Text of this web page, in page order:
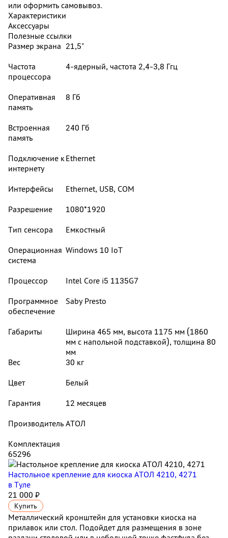
или оформить самовывоз.
Характеристики
Аксессуары
Полезные ссылки
Размер экрана 21,5"
Частота
процессора
4-ядерный, частота 2,4-3,8 Ггц
Оперативная
память
8 Гб
Встроенная
память
240 Гб
Подключение к
интернету
Ethernet
Интерфейсы
Ethernet, USB, COM
Разрешение
1080*1920
Тип сенсора
Емкостный
Операционная
система
Windows 10 IoT
Процессор
Intel Core i5 1135G7
Программное
обеспечение
Saby Presto
Габариты
Ширина 465 мм, высота 1175 мм (1860
мм с напольной подставкой), толщина 80
мм
Вес
30 кг
Цвет
Белый
Гарантия
12 месяцев
Производитель АТОЛ
Комплектация
65296
Настольное крепление для киоска АТОЛ 4210, 4271
в Туле
21 000 ₽
Купить
Металлический кронштейн для установки киоска на
прилавок или стол. Подойдет для размещения в зоне